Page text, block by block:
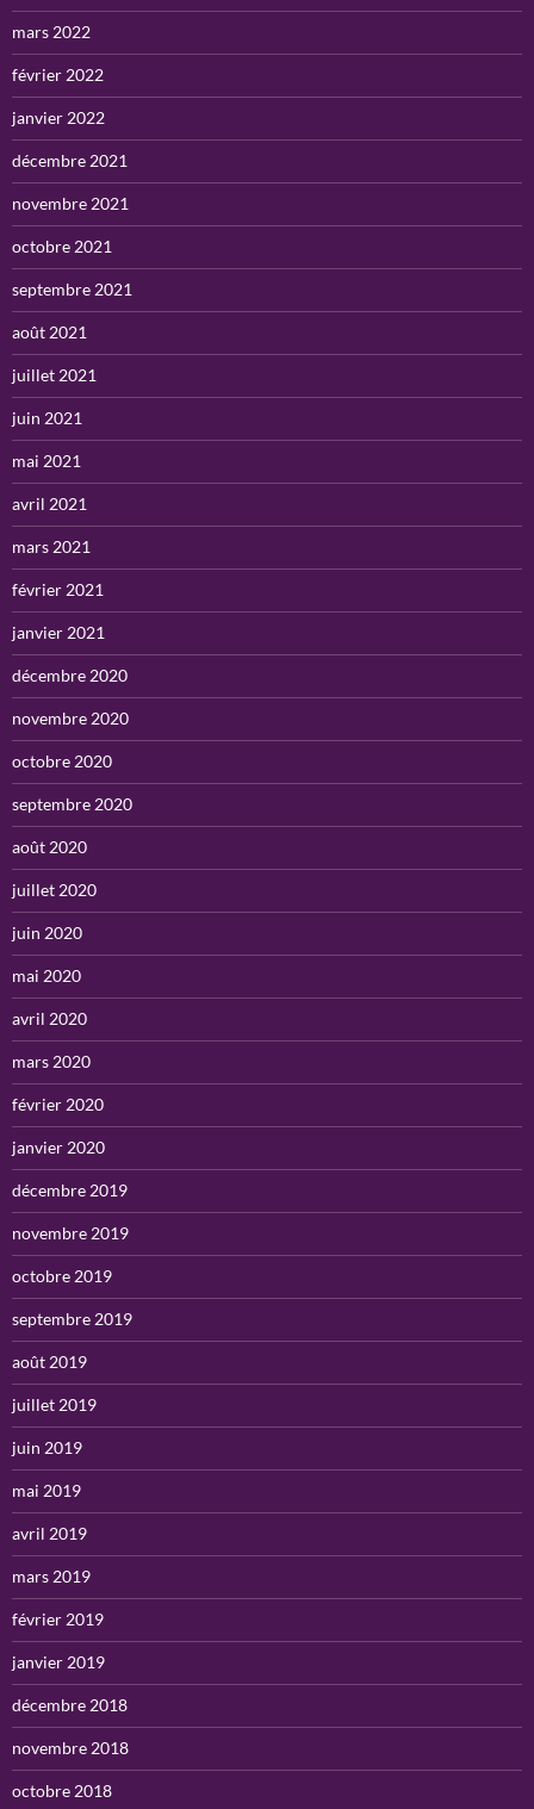
mars 2022
février 2022
janvier 2022
décembre 2021
novembre 2021
octobre 2021
septembre 2021
août 2021
juillet 2021
juin 2021
mai 2021
avril 2021
mars 2021
février 2021
janvier 2021
décembre 2020
novembre 2020
octobre 2020
septembre 2020
août 2020
juillet 2020
juin 2020
mai 2020
avril 2020
mars 2020
février 2020
janvier 2020
décembre 2019
novembre 2019
octobre 2019
septembre 2019
août 2019
juillet 2019
juin 2019
mai 2019
avril 2019
mars 2019
février 2019
janvier 2019
décembre 2018
novembre 2018
octobre 2018